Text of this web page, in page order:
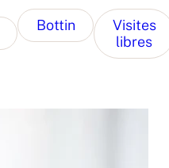
Bottin
Visites
libres